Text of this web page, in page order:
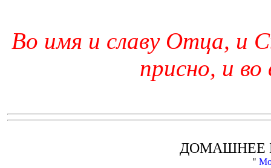
Во имя и славу Отца, и
присно, и во
ДОМАШНЕЕ
"